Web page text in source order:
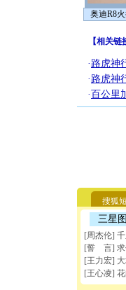
奥迪R8
【相关链
· 路虎神
· 路虎神
·百公里
搜狐
三星
[周杰伦]
[誓 言] 求
[王力宏]
[王心凌]